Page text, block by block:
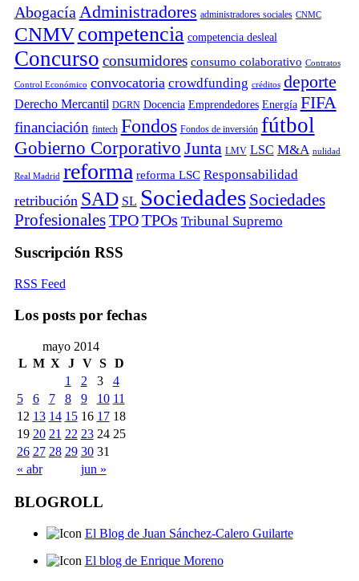
Abogacía Administradores administradores sociales CNMC
CNMV competencia competencia desleal
Concurso consumidores consumo colaborativo Contratos
Control Económico convocatoria crowdfunding créditos deporte
Derecho Mercantil DGRN Docencia Emprendedores Energía FIFA
financiación fintech Fondos Fondos de inversión fútbol
Gobierno Corporativo Junta LMV LSC M&A nulidad
Real Madrid reforma reforma LSC Responsabilidad
retribución SAD SL Sociedades Sociedades
Profesionales TPO TPOs Tribunal Supremo
Suscripción RSS
RSS Feed
Los posts por fechas
mayo 2014
L M X J V S D
« abr jun »
1 2 3
4
5
6 7 8 9 10 11
12 13 14 15 16 17 18
19 20 21 22 23 24 25
26 27 28 29 30 31
BLOGROLL
El Blog de Juan Sánchez-Calero Guilarte
El blog de Enrique Moreno